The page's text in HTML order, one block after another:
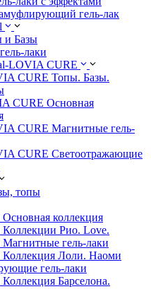
гель-лак
и Базы
лаки
LOVIA CURE
CURE Топы. Базы.
CURE Основная
CURE Магнитные гель-
CURE Cветоотражающие
топы
Основная коллекция
Коллекции Рио. Love.
Магнитные гель-лаки
Коллекция Лоли. Наоми
гель-лаки
Барселона.